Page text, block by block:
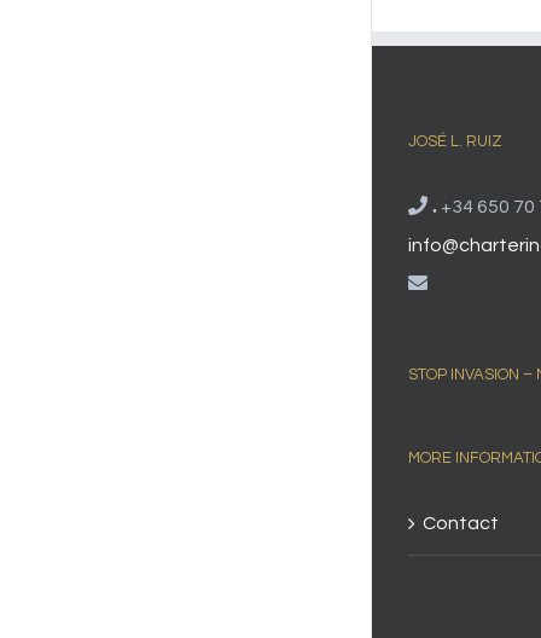
JOSÉ L. RUIZ
. +34 650 70
STOP INVASION –
MORE
Contact